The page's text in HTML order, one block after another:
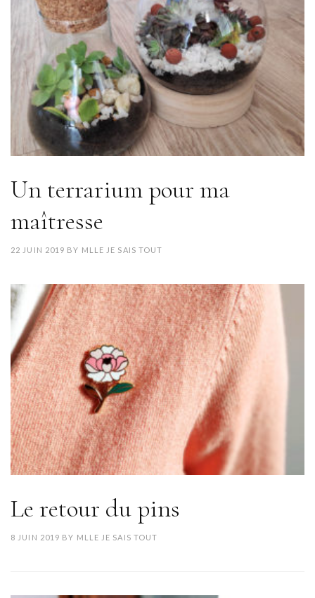
Un terrarium pour ma
maîtresse
22 JUIN 2019 BY MLLE JE SAIS TOUT
Le retour du pins
8 JUIN 2019 BY MLLE JE SAIS TOUT